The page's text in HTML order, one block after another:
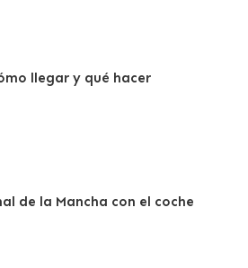
llegar y qué hacer
de la Mancha con el coche